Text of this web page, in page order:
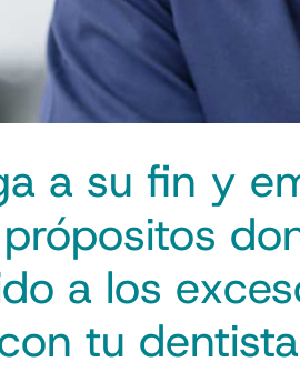
a su fin y
a los
tu